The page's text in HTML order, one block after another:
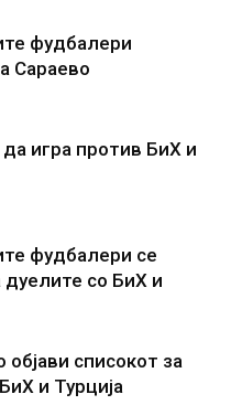
фудбалери
Сараево
игра против БиХ и
фудбалери се
дуелите со БиХ и
објави списокот за
и Турција